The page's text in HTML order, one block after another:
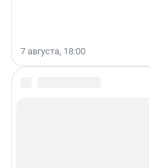
7 августа, 18:00